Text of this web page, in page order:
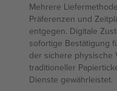
Mehrere
Präferenzen und
entgegen. Digitale
sofortige Bestätigung
der sichere physische
traditioneller
Dienste gewährleistet.